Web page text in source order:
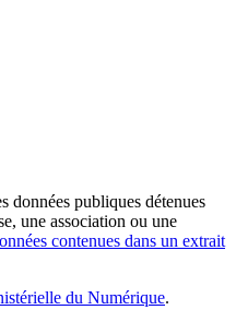
données publiques détenues
une association ou une
contenues dans un extrait
du Numérique.